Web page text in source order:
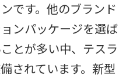
です。他のブランド
ンパッケージを選ば
とが多い中、テスラ
されています。新型